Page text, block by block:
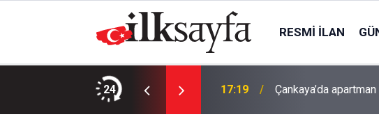
RESMI İLAN
24
bugün kimin maçı var, hangi kanalda? 17:19 Çankaya’da